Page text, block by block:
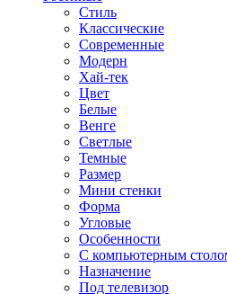
Стиль
Классические
Современные
Модерн
Хай-тек
Цвет
Белые
Венге
Светлые
Темные
Размер
Мини стенки
Форма
Угловые
Особенности
С компьютерным
Назначение
Под телевизор